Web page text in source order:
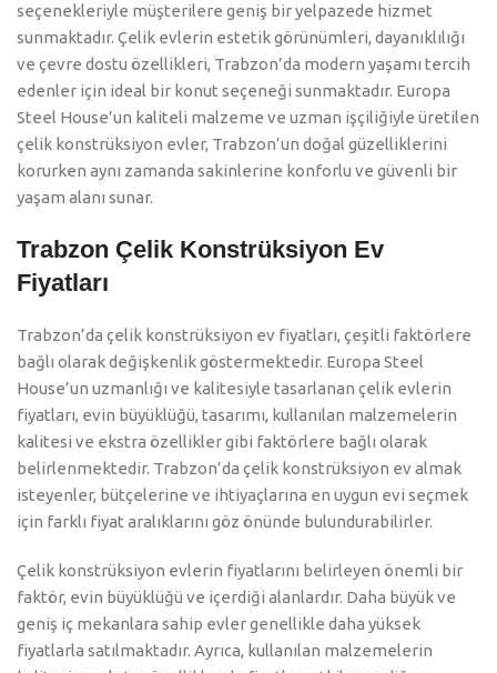
seçenekleriyle müşterilere geniş bir yelpazede hizmet
sunmaktadır. Çelik evlerin estetik görünümleri, dayanıklılığı
ve çevre dostu özellikleri, Trabzon’da modern yaşamı tercih
edenler için ideal bir konut seçeneği sunmaktadır. Europa
Steel House’un kaliteli malzeme ve uzman işçiliğiyle üretilen
çelik konstrüksiyon evler, Trabzon’un doğal güzelliklerini
korurken aynı zamanda sakinlerine konforlu ve güvenli bir
yaşam alanı sunar.
Trabzon Çelik Konstrüksiyon Ev
Fiyatları
Trabzon’da çelik konstrüksiyon ev fiyatları, çeşitli faktörlere
bağlı olarak değişkenlik göstermektedir. Europa Steel
House’un uzmanlığı ve kalitesiyle tasarlanan çelik evlerin
fiyatları, evin büyüklüğü, tasarımı, kullanılan malzemelerin
kalitesi ve ekstra özellikler gibi faktörlere bağlı olarak
belirlenmektedir. Trabzon’da çelik konstrüksiyon ev almak
isteyenler, bütçelerine ve ihtiyaçlarına en uygun evi seçmek
için farklı fiyat aralıklarını göz önünde bulundurabilirler.
Çelik konstrüksiyon evlerin fiyatlarını belirleyen önemli bir
faktör, evin büyüklüğü ve içerdiği alanlardır. Daha büyük ve
geniş iç mekanlara sahip evler genellikle daha yüksek
fiyatlarla satılmaktadır. Ayrıca, kullanılan malzemelerin